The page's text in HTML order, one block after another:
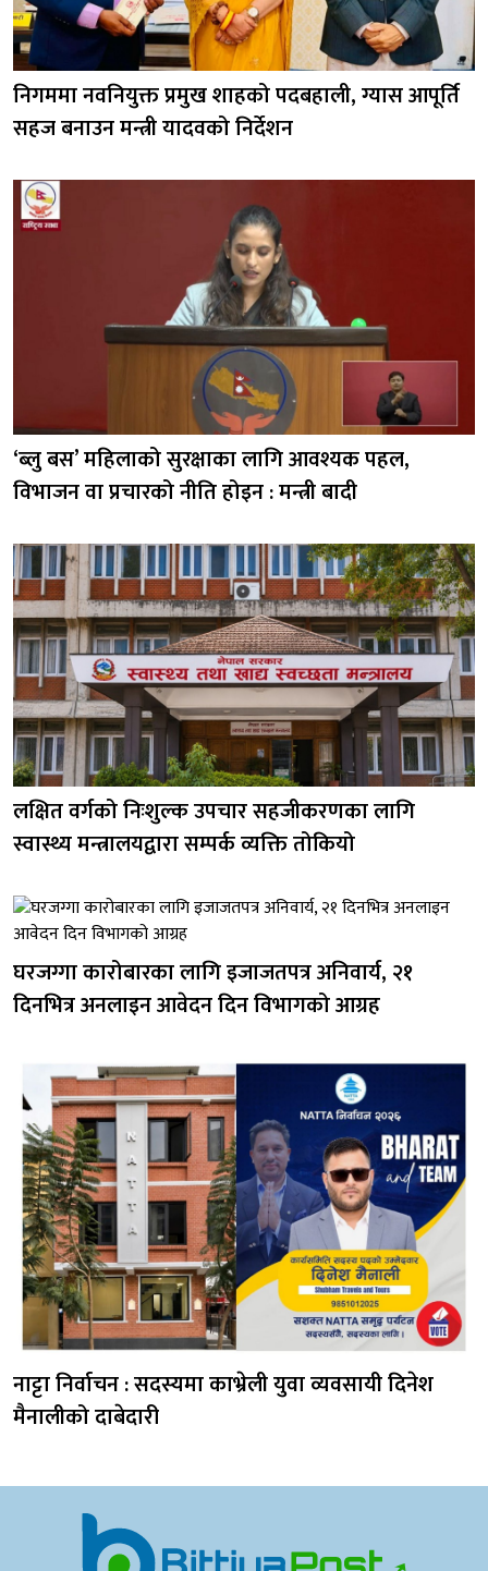
निगममा नवनियुक्त प्रमुख शाहको पदबहाली, ग्यास आपूर्ति
सहज बनाउन मन्त्री यादवको निर्देशन
‘ब्लु बस’ महिलाको सुरक्षाका लागि आवश्यक पहल,
विभाजन वा प्रचारको नीति होइन : मन्त्री बादी
लक्षित वर्गको निःशुल्क उपचार सहजीकरणका लागि
स्वास्थ्य मन्त्रालयद्वारा सम्पर्क व्यक्ति तोकियो
घरजग्गा कारोबारका लागि इजाजतपत्र अनिवार्य, २१
दिनभित्र अनलाइन आवेदन दिन विभागको आग्रह
नाट्टा निर्वाचन : सदस्यमा काभ्रेली युवा व्यवसायी दिनेश
मैनालीको दाबेदारी